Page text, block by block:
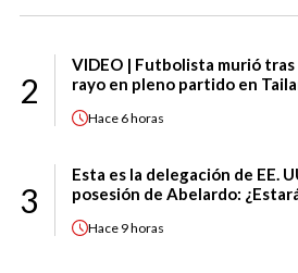
2
VIDEO | Futbolista murió
rayo en pleno partido en
Hace 6 horas
3
Esta es la delegación de EE.
posesión de Abelardo:
Hace 9 horas